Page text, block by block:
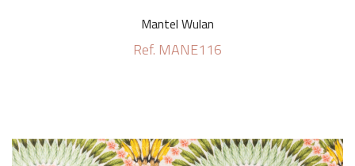
Mantel Wulan
Ref. MANE116